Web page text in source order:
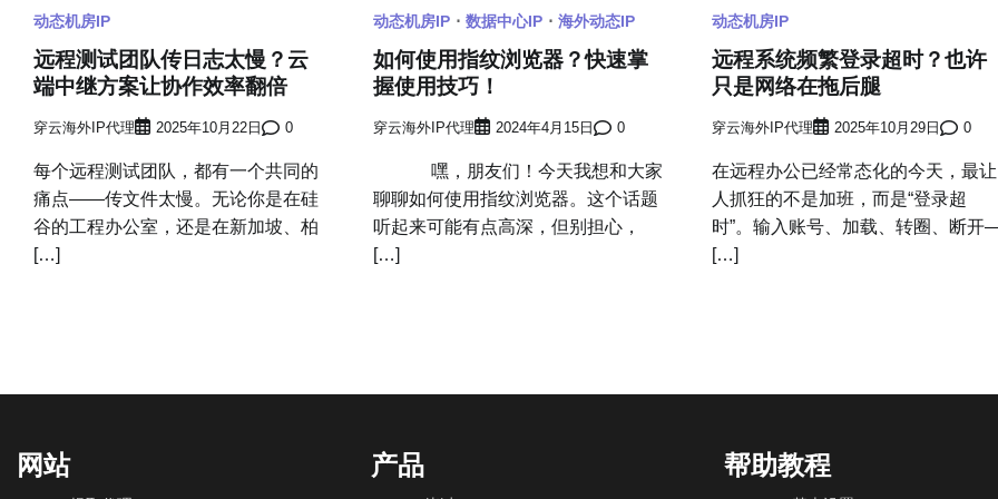
动态机房IP
远程测试团队传日志太慢？云
端中继方案让协作效率翻倍
穿云海外IP代理 2025年10月22日 0
每个远程测试团队，都有一个共同的
痛点——传文件太慢。无论你是在硅
谷的工程办公室，还是在新加坡、柏
[…]
动态机房IP 数据中心IP 海外动态IP
如何使用指纹浏览器？快速掌
握使用技巧！
穿云海外IP代理 2024年4月15日 0
嘿，朋友们！今天我想和大家
聊聊如何使用指纹浏览器。这个话题
听起来可能有点高深，但别担心，
[…]
动态机房IP
远程系统频繁登录超时？也许
只是网络在拖后腿
穿云海外IP代理 2025年10月29日 0
在远程办公已经常态化的今天，最让
人抓狂的不是加班，而是“登录超
时”。输入账号、加载、转圈、断开
[…]
网站 产品 帮助教程